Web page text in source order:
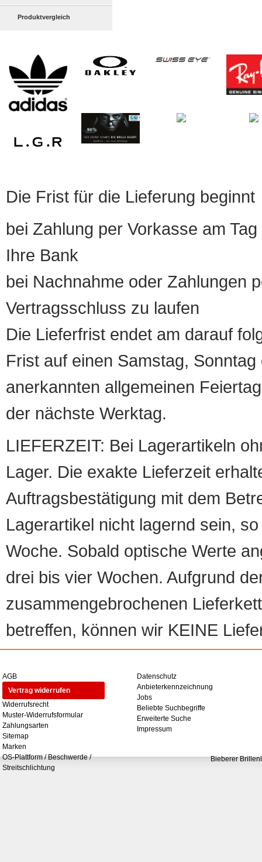
Produktvergleich
Die Frist für die Lieferung beginnt
bei Zahlung per Vorkasse am
Ihre Bank
bei Nachnahme oder Zahlungen
Vertragsschluss zu laufen
Die Lieferfrist endet am darauf
Frist auf einen Samstag,
anerkannten allgemeinen
der nächste Werktag.
LIEFERZEIT: Bei Lagerartikeln
Lager. Die exakte Lieferzeit
Auftragsbestätigung mit dem
Lagerartikel nicht lagernd sein,
Woche. Sobald optische Werte
drei bis vier Wochen. Aufgrund
zusammengebrochenen
betreffen, können wir KEINE
AGB
Vertrag widerrufen
Widerrufsrecht
Muster-Widerrufsformular
Zahlungsarten
Sitemap
Marken
OS-Plattform / Beschwerde /
Streitschlichtung
Datenschutz
Anbieterkennzeichnung
Jobs
Beliebte Suchbegriffe
Erweiterte Suche
Impressum
Bieberer